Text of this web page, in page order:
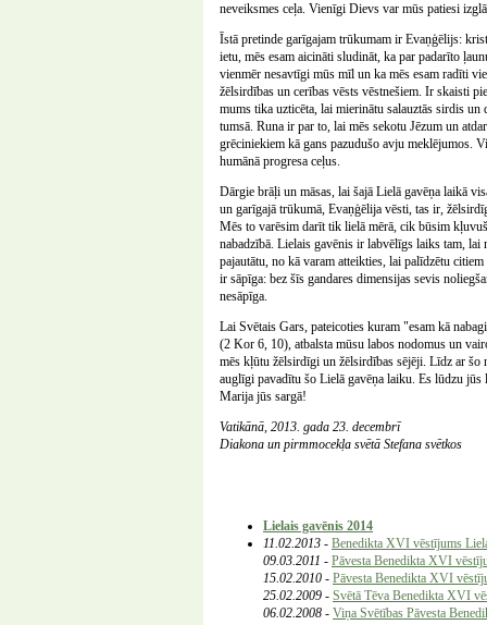
neveiksmes ceļa. Vienīgi Dievs var mūs patiesi
Īstā pretinde garīgajam trūkumam ir Evaņģēlijs:
ietu, mēs esam aicināti sludināt, ka par padarīto
vienmēr nesavtīgi mūs mīl un ka mēs esam radīti
žēlsirdības un cerības vēsts vēstnešiem. Ir skaisti
mums tika uzticēta, lai mierinātu salauztās sirdis
tumsā. Runa ir par to, lai mēs sekotu Jēzum un
grēciniekiem kā gans pazudušo avju meklējumos.
humānā progresa ceļus.
Dārgie brāļi un māsas, lai šajā Lielā gavēņa laikā
un garīgajā trūkumā, Evaņģēlija vēsti, tas ir,
Mēs to varēsim darīt tik lielā mērā, cik būsim
nabadzībā. Lielais gavēnis ir labvēlīgs laiks tam,
pajautātu, no kā varam atteikties, lai palīdzētu
ir sāpīga: bez šīs gandares dimensijas sevis
nesāpīga.
Lai Svētais Gars, pateicoties kuram "esam kā
(2 Kor 6, 10), atbalsta mūsu labos nodomus un
mēs kļūtu žēlsirdīgi un žēlsirdības sējēji. Līdz ar šo
auglīgi pavadītu šo Lielā gavēņa laiku. Es lūdzu
Marija jūs sargā!
Vatikānā, 2013. gada 23. decembrī
Diakona un pirmmocekļa svētā Stefana svētkos
Lielais gavēnis 2014
11.02.2013 - Benedikta XVI vēstījums
09.03.2011 - Pāvesta Benedikta XVI
15.02.2010 - Pāvesta Benedikta XVI
25.02.2009 - Svētā Tēva Benedikta XVI
06.02.2008 - Viņa Svētības Pāvesta